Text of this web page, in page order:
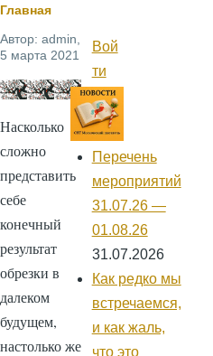
Строка
навигации
Главная
Автор: admin
5 марта 2021
Насколько
сложно
представить
себе
конечный
результат
обрезки в
далеком
будущем,
настолько же
Меню
учётной
записи
пользователя
Вой
ти
Перечень
мероприятий
31.07.26 —
01.08.26
31.07.2026
Как редко мы
встречаемся,
и как жаль,
что это